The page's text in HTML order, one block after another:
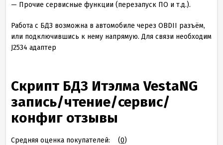
— Прочие сервисные функции (перезапуск ПО и т.д.).
Работа с БДЗ возможна в автомобиле через OBDII разъём,
или подключившись к нему напрямую. Для связи необходим
J2534 адаптер
Скрипт БДЗ Итэлма VestaNG
запись/чтение/сервис/
конфиг отзывы
Средняя оценка покупателей: (0)